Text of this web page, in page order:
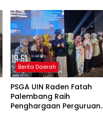
Model Pembelajaran
Nagham Al-Qur’an di UMM
Berita Daerah
PSGA UIN Raden Fatah
Palembang Raih
Penghargaan Perguruan